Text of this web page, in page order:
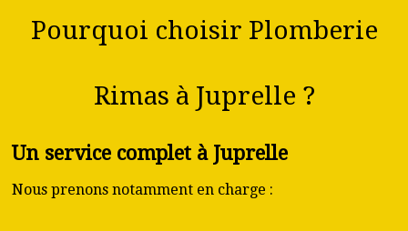
Pourquoi choisir Plomberie
Rimas à Juprelle ?
Un service complet à Juprelle
Nous prenons notamment en charge :